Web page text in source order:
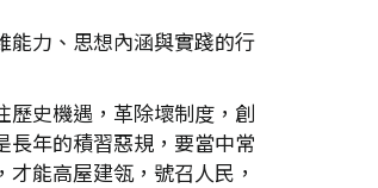
能力、思想內涵與實踐的行
歷史機遇，革除壞制度，創
長年的積習惡規，要當中常
能高屋建瓴，號召人民，